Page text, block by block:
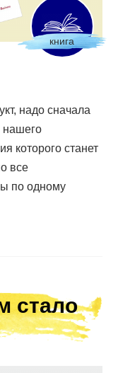
книга
надо сначала
нашего
которого станет
все
по одному
стало